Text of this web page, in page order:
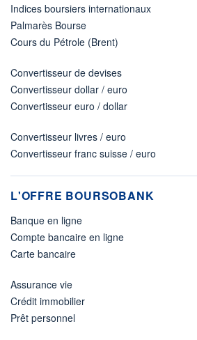
Indices boursiers internationaux
Palmarès Bourse
Cours du Pétrole (Brent)
Convertisseur de devises
Convertisseur dollar / euro
Convertisseur euro / dollar
Convertisseur livres / euro
Convertisseur franc suisse / euro
L'OFFRE BOURSOBANK
Banque en ligne
Compte bancaire en ligne
Carte bancaire
Assurance vie
Crédit immobilier
Prêt personnel